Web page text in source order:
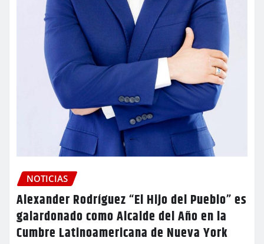
NOTICIAS
Alexander Rodríguez “El Hijo del Pueblo” es
galardonado como Alcalde del Año en la
Cumbre Latinoamericana de Nueva York